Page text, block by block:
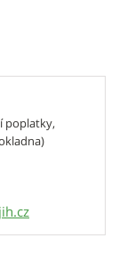
poplatky,